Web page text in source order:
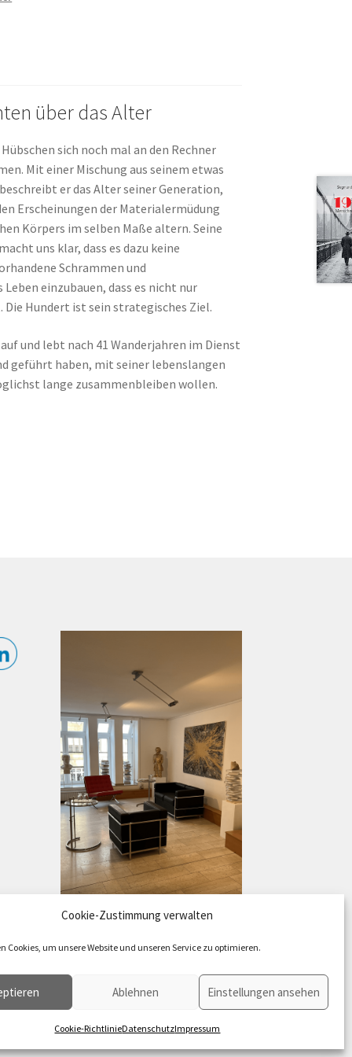
Cookie-Zustimmung verwalten
Cookies, um unsere Website und unseren Service zu optimieren.
Ablehnen Einstellungen ansehen
Cookie-RichtlinieDatenschutzImpressum
über das Alter
sich noch mal an den Rechner
Mit einer Mischung aus seinem etwas
er das Alter seiner Gene­ration,
Erscheinungen der Materialermüdung
Körpers im selben Maße altern. Seine
uns klar, dass es dazu keine
Schrammen und
einzubauen, dass es nicht nur
Hundert ist sein strategisches Ziel.
und lebt nach 41 Wanderjahren im Dienst
geführt haben, mit seiner lebens­langen
lange zusammenbleiben wollen.